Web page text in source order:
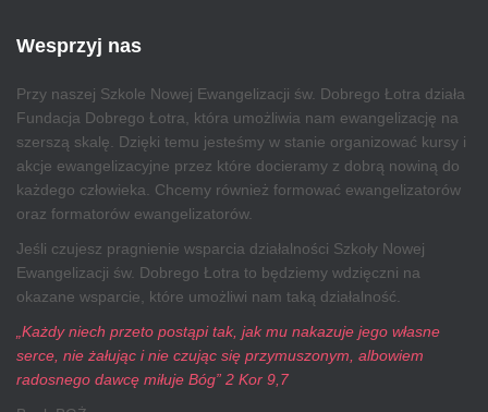
Wesprzyj nas
Przy naszej Szkole Nowej Ewangelizacji św. Dobrego Łotra działa
Fundacja Dobrego Łotra, która umożliwia nam ewangelizację na
szerszą skalę. Dzięki temu jesteśmy w stanie organizować kursy i
akcje ewangelizacyjne przez które docieramy z dobrą nowiną do
każdego człowieka. Chcemy również formować ewangelizatorów
oraz formatorów ewangelizatorów.
Jeśli czujesz pragnienie wsparcia działalności Szkoły Nowej
Ewangelizacji św. Dobrego Łotra to będziemy wdzięczni na
okazane wsparcie, które umożliwi nam taką działalność.
„Każdy niech przeto postąpi tak, jak mu nakazuje jego własne
serce, nie żałując i nie czując się przymuszonym, albowiem
radosnego dawcę miłuje Bóg” 2 Kor 9,7